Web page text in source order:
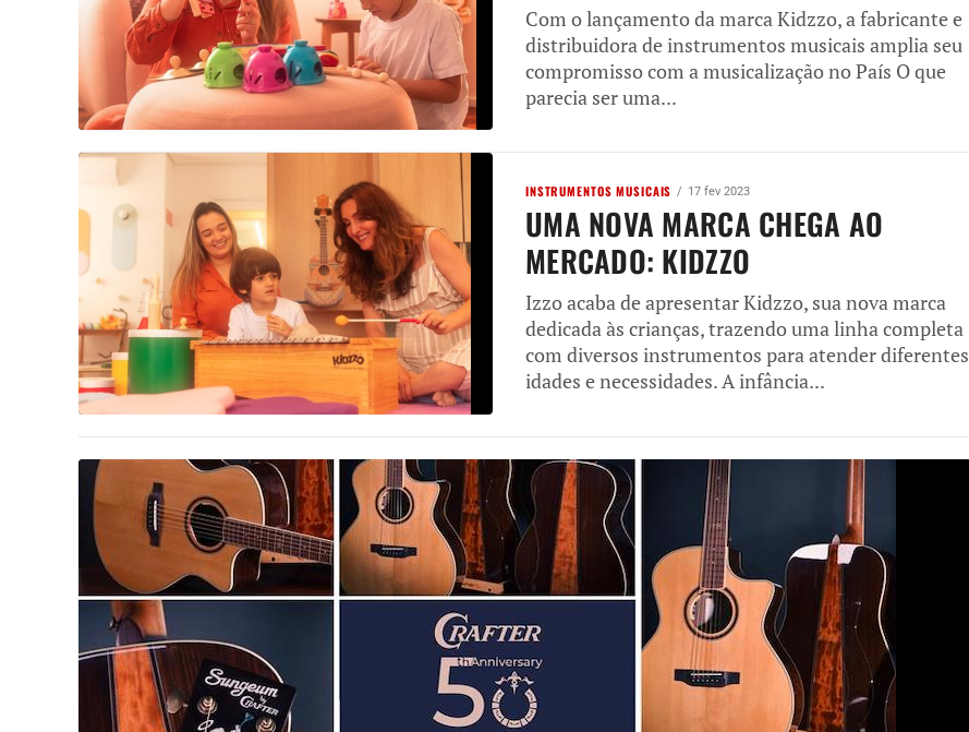
Com o lançamento da marca Kidzzo, a fabricante e
distribuidora de instrumentos musicais amplia seu
compromisso com a musicalização no País O que
parecia ser uma...
INSTRUMENTOS MUSICAIS 17 fev 2023
UMA NOVA MARCA CHEGA AO
MERCADO: KIDZZO
Izzo acaba de apresentar Kidzzo, sua nova marca
dedicada às crianças, trazendo uma linha completa
com diversos instrumentos para atender diferentes
idades e necessidades. A infância...